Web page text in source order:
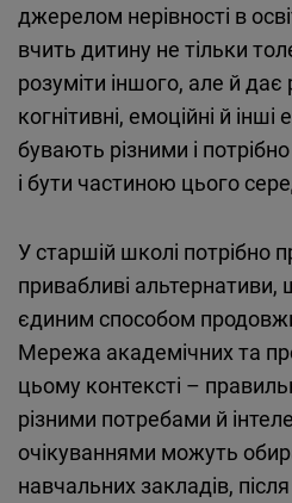
джерелом нерівності в
вчить дитину не тільки
розуміти іншого, але й
когнітивні, емоційні й інші
бувають різними і
і бути частиною цього
У старшій школі потрібно
привабливі
єдиним способом
Мережа академічних та
цьому контексті –
різними потребами й
очікуваннями можуть
навчальних закладів,